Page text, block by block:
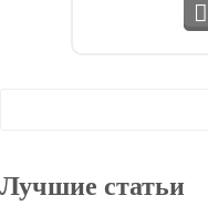
Лучшие статьи